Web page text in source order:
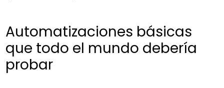
Automatizaciones básicas
que todo el mundo debería
probar